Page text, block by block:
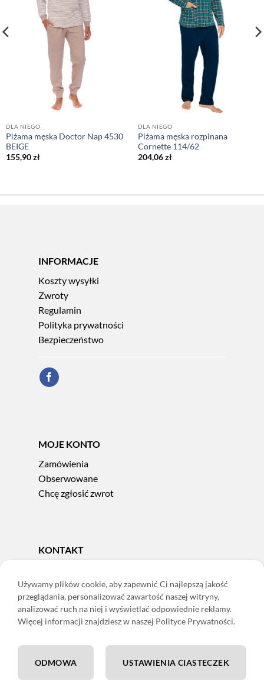
DLA NIEGO
Piżama męska Doctor Nap 4530
BEIGE
155,90zł
DLA NIEGO
Piżama męska rozpinana
Cornette 114/62
204,06zł
INFORMACJE
Koszty wysyłki
Zwroty
Regulamin
Polityka prywatności
Bezpieczeństwo
MOJE KONTO
Zamówienia
Obserwowane
Chcę zgłosić zwrot
KONTAKT
e-mail:sklep@adoris.pl
poniedziałek - piątek 8:00-16:00
Adoris Dorota Święcka
58-502 Jelenia Góra
Używamy plików cookie, aby zapewnić Ci najlepszą jakość
przeglądania, personalizować zawartość naszej witryny,
analizować ruch na niej i wyświetlać odpowiednie reklamy.
Więcej informacji znajdziesz w naszej Polityce Prywatności.
USTAWIENIA CIASTECZEK
ODMOWA